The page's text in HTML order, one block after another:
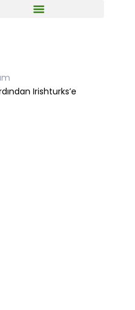
Irishturks’e